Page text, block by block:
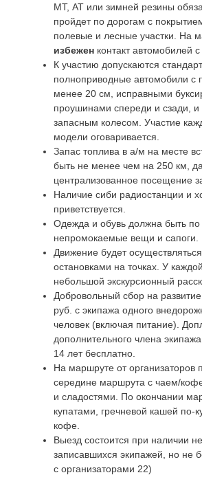
МТ, АТ или зимней резины
пройдет по дорогам с
полевые и лесные участки. На
избежен контакт автомобилей с
К участию допускаются
полноприводные автомобили с
менее 20 см, исправными
проушинами спереди и сзади,
запасным колесом. Участие
модели оговаривается.
Запас топлива в а/м на месте
быть не менее чем на 250 км,
централизованное посещение
Наличие сиби радиостанции и
приветствуется.
Одежда и обувь должна быть по
непромокаемые вещи и сапоги.
Движение будет
остановками на точках. У
небольшой экскурсионный
Добровольный сбор на
руб. с экипажа одного
человек (включая питание).
дополнительного члена
14 лет бесплатно.
На маршруте от организаторов
середине маршрута с чаем/
и сладостями. По окончании
купатами, гречневой кашей по-
кофе.
Выезд состоится при наличии
записавшихся экипажей, но не
с организаторами 22)